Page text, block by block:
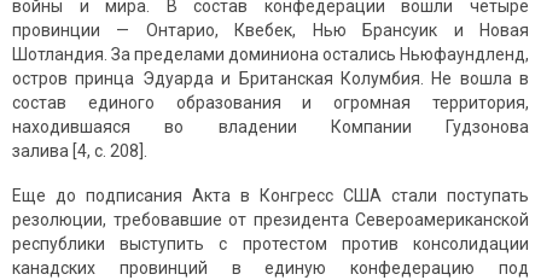
войны и мира. В состав конфедерации вошли четыре
провинции — Онтарио, Квебек, Нью Брансуик и Новая
Шотландия. За пределами доминиона остались Ньюфаундленд,
остров принца Эдуарда и Британская Колумбия. Не вошла в
состав единого образования и огромная территория,
находившаяся во владении Компании Гудзонова
залива [4, c. 208].
Еще до подписания Акта в Конгресс США стали поступать
резолюции, требовавшие от президента Североамериканской
республики выступить с протестом против консолидации
канадских провинций в единую конфедерацию под